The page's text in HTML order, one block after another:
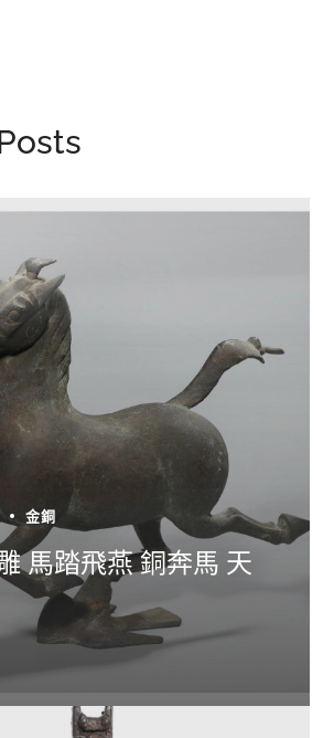
金銅
馬踏飛燕 銅奔馬 天